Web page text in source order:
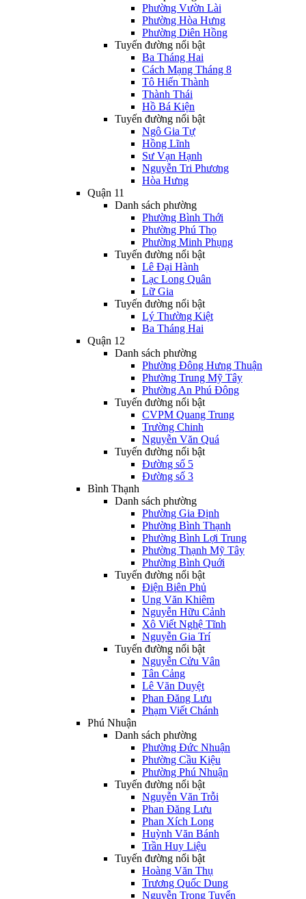
Phường Vườn Lài
Phường Hòa Hưng
Phường Diên Hồng
Tuyến đường nổi bật
Ba Tháng Hai
Cách Mạng Tháng 8
Tô Hiến Thành
Thành Thái
Hồ Bá Kiện
Tuyến đường nổi bật
Ngô Gia Tự
Hồng Lĩnh
Sư Vạn Hạnh
Nguyễn Tri Phương
Hòa Hưng
Quận 11
Danh sách phường
Phường Bình Thới
Phường Phú Thọ
Phường Minh Phụng
Tuyến đường nổi bật
Lê Đại Hành
Lạc Long Quân
Lữ Gia
Tuyến đường nổi bật
Lý Thường Kiệt
Ba Tháng Hai
Quận 12
Danh sách phường
Phường Đông Hưng Thuận
Phường Trung Mỹ Tây
Phường An Phú Đông
Tuyến đường nổi bật
CVPM Quang Trung
Trường Chinh
Nguyễn Văn Quá
Tuyến đường nổi bật
Đường số 5
Đường số 3
Bình Thạnh
Danh sách phường
Phường Gia Định
Phường Bình Thạnh
Phường Bình Lợi Trung
Phường Thạnh Mỹ Tây
Phường Bình Quới
Tuyến đường nổi bật
Điện Biên Phủ
Ung Văn Khiêm
Nguyễn Hữu Cảnh
Xô Viết Nghệ Tĩnh
Nguyễn Gia Trí
Tuyến đường nổi bật
Nguyễn Cửu Vân
Tân Cảng
Lê Văn Duyệt
Phan Đăng Lưu
Phạm Viết Chánh
Phú Nhuận
Danh sách phường
Phường Đức Nhuận
Phường Cầu Kiệu
Phường Phú Nhuận
Tuyến đường nổi bật
Nguyễn Văn Trỗi
Phan Đăng Lưu
Phan Xích Long
Huỳnh Văn Bánh
Trần Huy Liệu
Tuyến đường nổi bật
Hoàng Văn Thụ
Trương Quốc Dung
Nguyễn Trọng Tuyển